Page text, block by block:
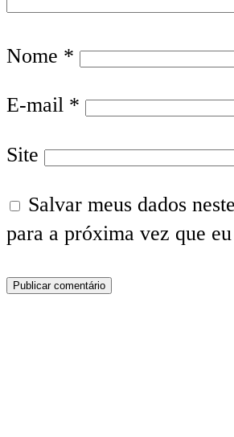
Nome *
E-mail *
Site
Salvar meus dados
para a próxima vez que